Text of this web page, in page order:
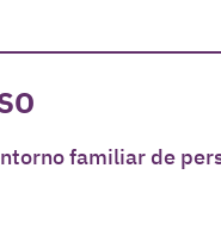
familiar de